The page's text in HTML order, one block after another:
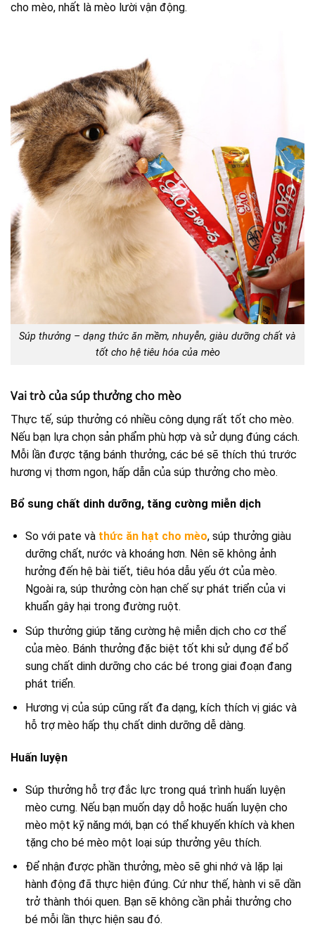
cho mèo, nhất là mèo lười vận động.
Súp thưởng – dạng thức ăn mềm, nhuyễn, giàu dưỡng chất và
tốt cho hệ tiêu hóa của mèo
Vai trò của súp thưởng cho mèo
Thực tế, súp thưởng có nhiều công dụng rất tốt cho mèo.
Nếu bạn lựa chọn sản phẩm phù hợp và sử dụng đúng cách.
Mỗi lần được tặng bánh thưởng, các bé sẽ thích thú trước
hương vị thơm ngon, hấp dẫn của súp thưởng cho mèo.
Bổ sung chất dinh dưỡng, tăng cường miễn dịch
So với pate và thức ăn hạt cho mèo, súp thưởng giàu
dưỡng chất, nước và khoáng hơn. Nên sẽ không ảnh
hưởng đến hệ bài tiết, tiêu hóa dẫu yếu ớt của mèo.
Ngoài ra, súp thưởng còn hạn chế sự phát triển của vi
khuẩn gây hại trong đường ruột.
Súp thưởng giúp tăng cường hệ miễn dịch cho cơ thể
của mèo. Bánh thưởng đặc biệt tốt khi sử dụng để bổ
sung chất dinh dưỡng cho các bé trong giai đoạn đang
phát triển.
Hương vị của súp cũng rất đa dạng, kích thích vị giác và
hỗ trợ mèo hấp thụ chất dinh dưỡng dễ dàng.
Huấn luyện
Súp thưởng hỗ trợ đắc lực trong quá trình huấn luyện
mèo cưng. Nếu bạn muốn dạy dỗ hoặc huấn luyện cho
mèo một kỹ năng mới, bạn có thể khuyến khích và khen
tặng cho bé mèo một loại súp thưởng yêu thích.
Để nhận được phần thưởng, mèo sẽ ghi nhớ và lặp lại
hành động đã thực hiện đúng. Cứ như thế, hành vi sẽ dần
trở thành thói quen. Bạn sẽ không cần phải thưởng cho
bé mỗi lần thực hiện sau đó.